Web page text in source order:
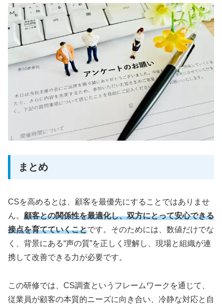
まとめ
CSを高めるとは、顧客を最優先にすることではありませ
ん。 顧客との関係性を最適化し、双方にとって安心できる
接点を育てていくことです。そのためには、数値だけでな
く、背景にある“声の質”を正しく理解し、現場と組織が連
携して改善できる力が必要です。
この研修では、CS調査というフレームワークを通じて、
従業員が顧客の本質的ニーズに向き合い、冷静な対応と自